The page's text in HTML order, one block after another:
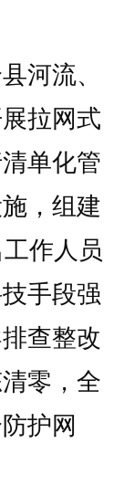
河流、
拉网式
单化管
，组建
作人员
手段强
查整改
零，全
护网